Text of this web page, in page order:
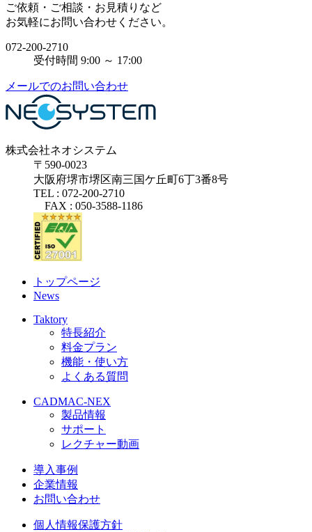
ご依頼・ご相談・お見積りなど
お気軽にお問い合わせください。
072-200-2710
受付時間 9:00 ～ 17:00
メールでのお問い合わせ
株式会社ネオシステム
〒590-0023
大阪府堺市堺区南三国ケ丘町6丁3番8号
TEL : 072-200-2710
FAX : 050-3588-1186
トップページ
News
Taktory
特長紹介
料金プラン
機能・使い方
よくある質問
CADMAC-NEX
製品情報
サポート
レクチャー動画
導入事例
企業情報
お問い合わせ
個人情報保護方針